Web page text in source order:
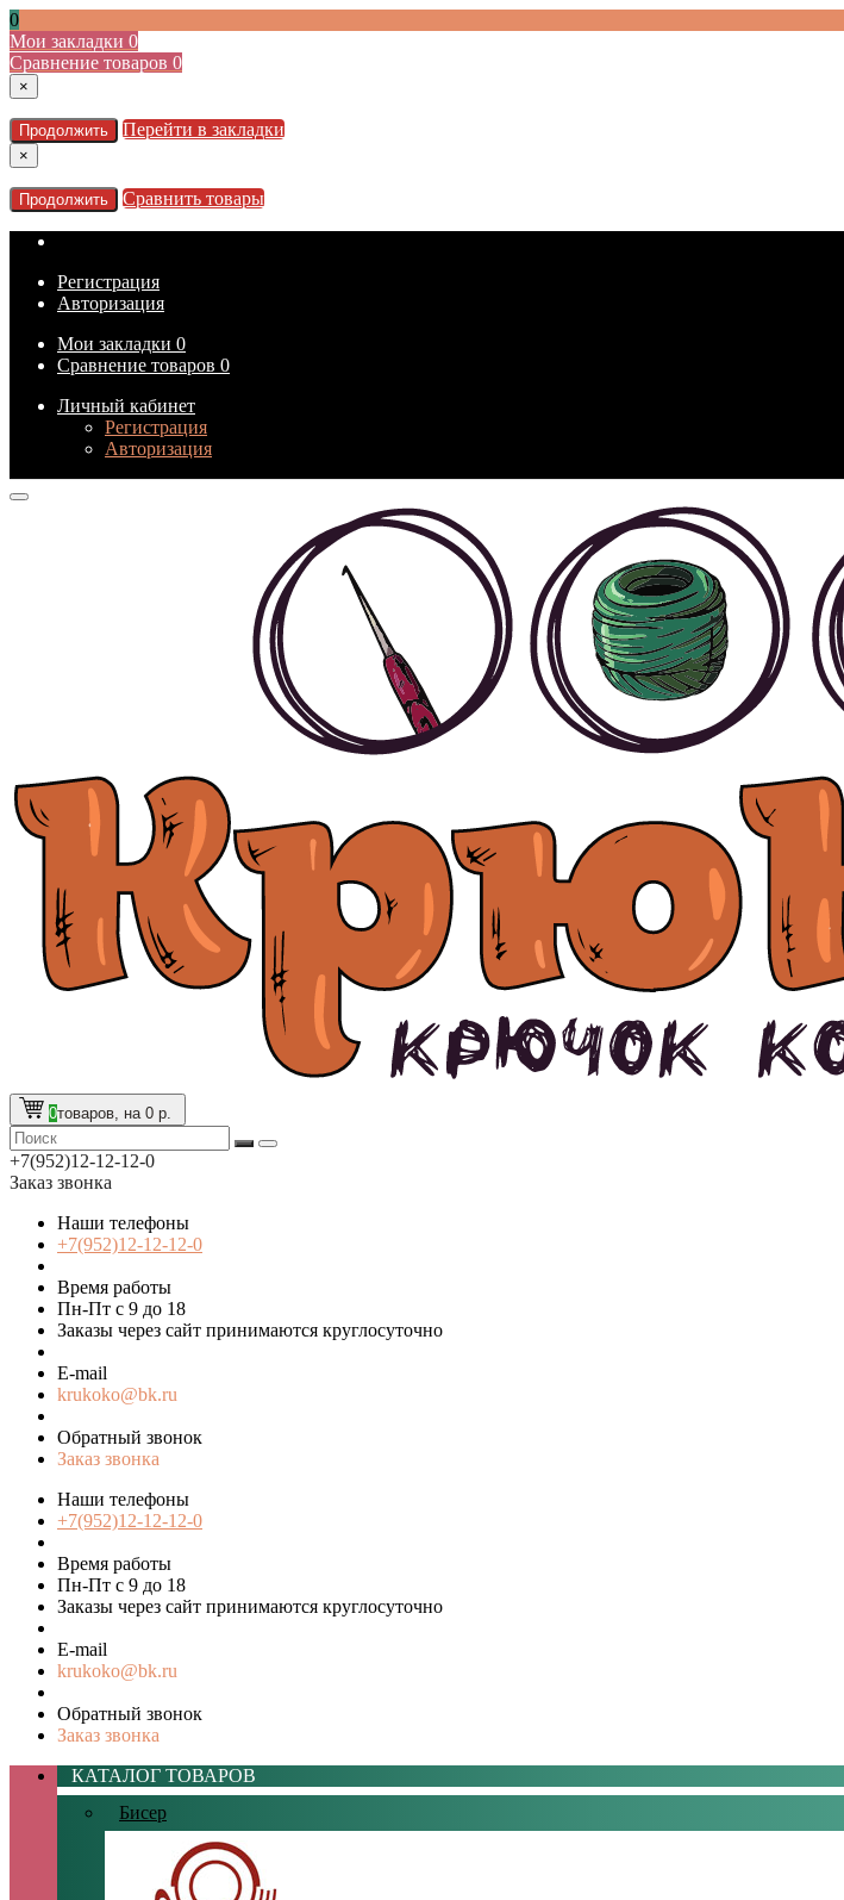
0
Мои закладки 0
Сравнение товаров 0
×
Продолжить Перейти в закладки
×
Продолжить Сравнить товары
Регистрация
Авторизация
Мои закладки 0
Сравнение товаров 0
Личный кабинет
Регистрация
Авторизация
0товаров, на 0 р.
+7(952)12-12-12-0
Заказ звонка
Наши телефоны
+7(952)12-12-12-0
Время работы
Пн-Пт с 9 до 18
Заказы через сайт принимаются круглосуточно
E-mail
krukoko@bk.ru
Обратный звонок
Заказ звонка
Наши телефоны
+7(952)12-12-12-0
Время работы
Пн-Пт с 9 до 18
Заказы через сайт принимаются круглосуточно
E-mail
krukoko@bk.ru
Обратный звонок
Заказ звонка
КАТАЛОГ ТОВАРОВ
Бисер